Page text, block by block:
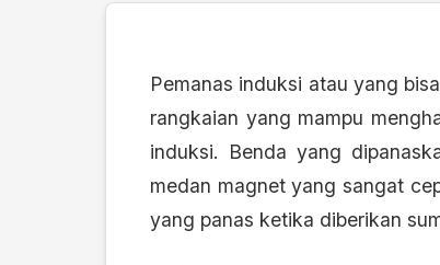
Pemanas induksi atau yang
rangkaian yang mampu
induksi. Benda yang
medan magnet yang sangat
yang panas ketika diberikan